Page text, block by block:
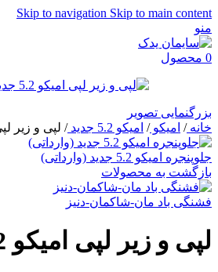
Skip to navigation Skip to main content
منو
0 محصول
بزرگنمایی تصویر
خانه/ امیکو/ امیکو 5.2 جدید / لپی و زیر لپی
جلوپنجره امیکو 5.2 جدید (وارداتی)
بازگشت به محصولات
فشنگی باد مان-شاکمان-دنیز
لپی و زیر لپی امیکو 5.2 جدید